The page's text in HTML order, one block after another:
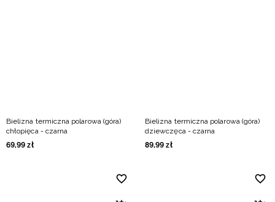
Bielizna termiczna polarowa (góra)
chłopięca - czarna
69,99 zł
Bielizna termiczna polarowa (góra)
dziewczęca - czarna
89,99 zł